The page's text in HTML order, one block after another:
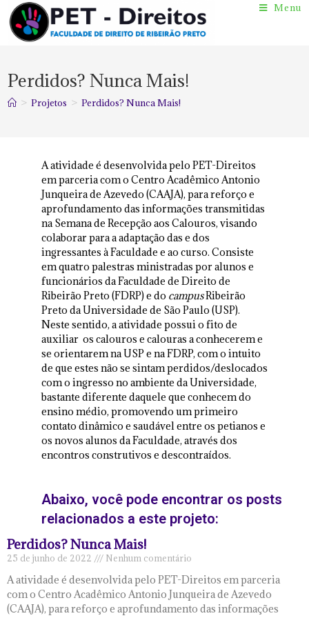
Menu
Perdidos? Nunca Mais!
> Projetos > Perdidos? Nunca Mais!
A atividade é desenvolvida pelo PET-Direitos
em parceria com o Centro Acadêmico Antonio
Junqueira de Azevedo (CAAJA), para reforço e
aprofundamento das informações transmitidas
na Semana de Recepção aos Calouros, visando
colaborar para a adaptação das e dos
ingressantes à Faculdade e ao curso. Consiste
em quatro palestras ministradas por alunos e
funcionários da Faculdade de Direito de
Ribeirão Preto (FDRP) e do campusRibeirão
Preto da Universidade de São Paulo (USP).
Neste sentido, a atividade possui o fito de
auxiliar os calouros e calouras a conhecerem e
se orientarem na USP e na FDRP, com o intuito
de que estes não se sintam perdidos/deslocados
com o ingresso no ambiente da Universidade,
bastante diferente daquele que conhecem do
ensino médio, promovendo um primeiro
contato dinâmico e saudável entre os petianos e
os novos alunos da Faculdade, através dos
encontros construtivos e descontraídos.
Abaixo, você pode encontrar os posts
relacionados a este projeto:
Perdidos? Nunca Mais!
25 de junho de 2022 Nenhum comentário
A atividade é desenvolvida pelo PET-Direitos em parceria
com o Centro Acadêmico Antonio Junqueira de Azevedo
(CAAJA), para reforço e aprofundamento das informações